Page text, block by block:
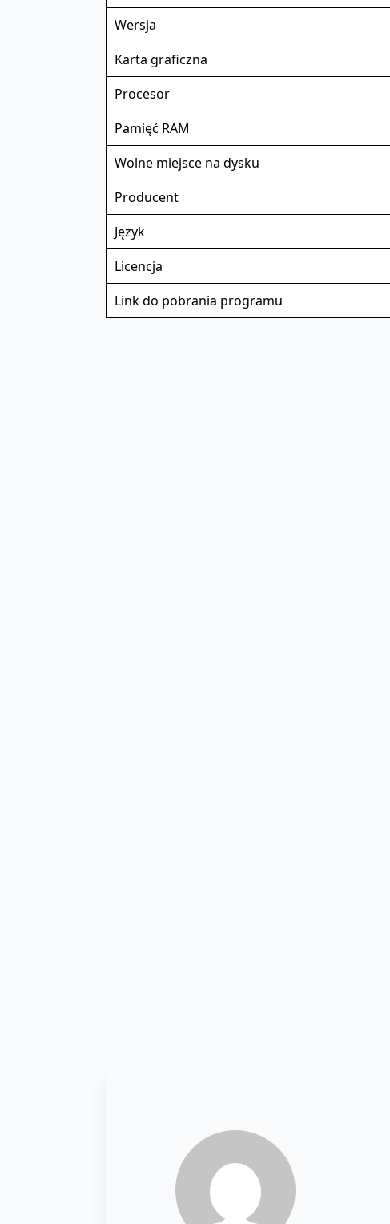
Wersja
Karta graficzna
Procesor
Pamięć RAM
Wolne miejsce na dysku
Producent
Język
Licencja
Link do pobrania programu